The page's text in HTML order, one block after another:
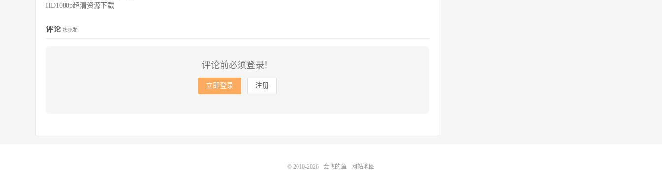
HD1080p超清资源下载
评论 抢沙发
评论前必须登录！
立即登录 注册
© 2010-2026 会飞的鱼 网站地图